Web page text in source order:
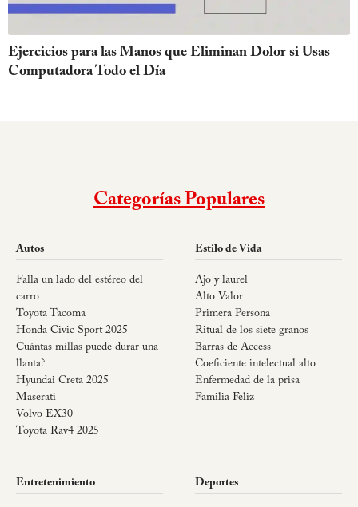
Ejercicios para las Manos que Eliminan Dolor si Usas
Computadora Todo el Día
Categorías Populares
Autos
Falla un lado del estéreo del
carro
Toyota Tacoma
Honda Civic Sport 2025
Cuántas millas puede durar una
llanta?
Hyundai Creta 2025
Maserati
Volvo EX30
Toyota Rav4 2025
Estilo de Vida
Ajo y laurel
Alto Valor
Primera Persona
Ritual de los siete granos
Barras de Access
Coeficiente intelectual alto
Enfermedad de la prisa
Familia Feliz
Entretenimiento Deportes